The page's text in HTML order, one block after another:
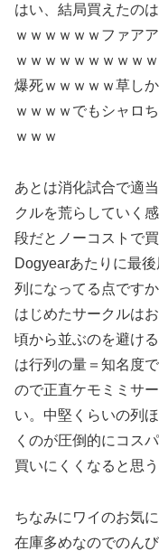
はい、結局買えたの
ｗｗｗｗｗｗファア
ｗｗｗｗｗｗｗｗｗ
爆死ｗｗｗｗｗ草し
ｗｗｗｗでもシャロ
ｗｗｗ
あとは消化試合で適
クルを荒らしていく
段だとノーコストで
Dogyearあたりに最
列になってる点です
はじめたサークルは
頃から並ぶのを避け
は行列の量＝知名度
ので正直ケモミミサ
い。中堅くらいの列
くのが圧倒的にコス
買いにくくなると思う
ちなみにワイのお気
在庫多めなのでのん